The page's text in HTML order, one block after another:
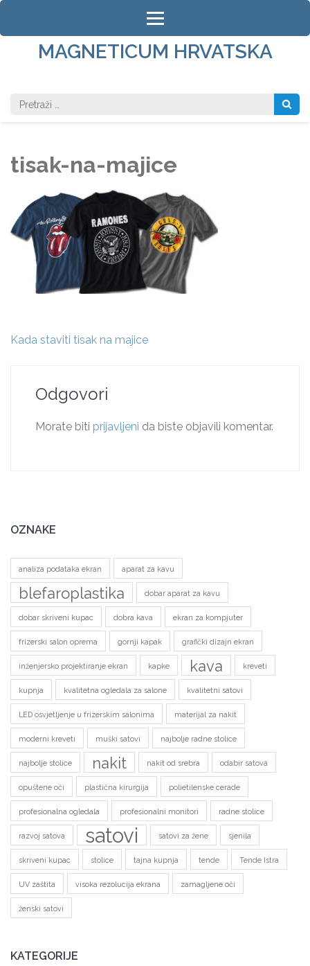
Skip
contentMAGNETICUM HRVATSKA
Pretraži:
tisak-na-majice
Navigacija
Kada staviti tisak na majice
Odgovori
Morate biti prijavljeni da biste objavili komentar.
OZNAKE
analiza podataka ekran aparat za kavu
blefaroplastika dobar aparat za kavu
dobar skriveni kupac dobra kava ekran za kompjuter
frizerski salon oprema gornji kapak grafički dizajn ekran
inženjersko projektiranje ekran kapke kava kreveti
kupnja kvalitetna ogledala za salone kvalitetni satovi
LED osvjetljenje u frizerskim salonima materijal za nakit
moderni kreveti muški satovi najbolje radne stolice
najbolje stolice nakit nakit od srebra odabir satova
opuštene oči plastična kirurgija polietilenske cerade
profesionalna ogledala profesionalni monitori radne stolice
razvoj satova satovi satovi za žene sjenila
skriveni kupac stolice tajna kupnja tende Tende Istra
UV zaštita visoka rezolucija ekrana zamagljene oči
ženski satovi
KATEGORIJE